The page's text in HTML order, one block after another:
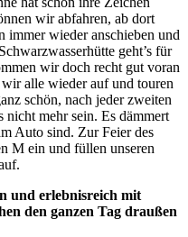
wir abfahren, ab dort
immer wieder anschieben und
geht’s für
wir doch recht gut voran
alle wieder auf und touren
schön, nach jeder zweiten
mehr sein. Es dämmert
Auto sind. Zur Feier des
M ein und füllen unseren
und erlebnisreich mit
den ganzen Tag draußen